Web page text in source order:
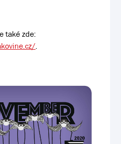
také zde:
.